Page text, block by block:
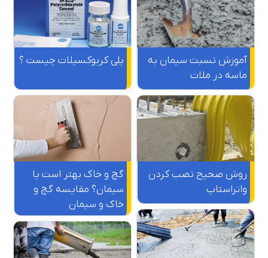
آموزش نسبت سیمان به
ماسه در ملات
پلی کربوکسیلات چیست ؟
روش صحیح نصب کردن
واتراستاپ
گچ و خاک بهتر است یا
سیمان؟ مقایسه گچ و
خاک و سیمان